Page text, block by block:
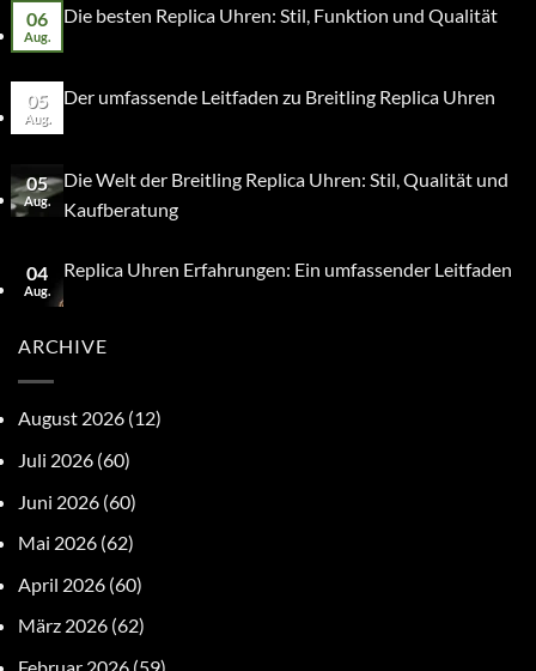
06
Aug.
Die besten Replica Uhren: Stil, Funktion und Qualität
05
Aug.
Der umfassende Leitfaden zu Breitling Replica Uhren
05
Aug.
Die Welt der Breitling Replica Uhren: Stil, Qualität und
Kaufberatung
04
Aug.
Replica Uhren Erfahrungen: Ein umfassender Leitfaden
ARCHIVE
August 2026 (12)
Juli 2026 (60)
Juni 2026 (60)
Mai 2026 (62)
April 2026 (60)
März 2026 (62)